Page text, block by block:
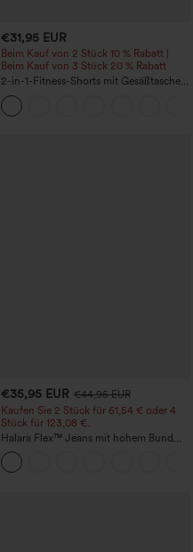
€31,95 EUR
Beim Kauf von 2 Stück 10 % Rabatt |
Beim Kauf von 3 Stück 20 % Rabatt
2-in-1-Fitness-Shorts mit Gesäßtasche
und seitlicher versteckter Tasche 6,3 cm
+1
€35,95 EUR €44,95 EUR
Kaufen Sie 2 Stück für 61,54 € oder 4
Stück für 123,08 €.
Halara Flex™ Jeans mit hohem Bund
und Taschen, gewaschener, lässiger
Bootcut